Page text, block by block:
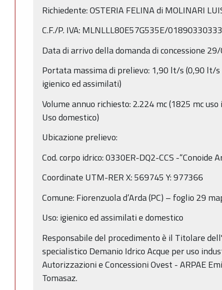
Richiedente: OSTERIA FELINA di MOLINARI
C.F./P. IVA: MLNLLL80E57G535E/01890330333
Data di arrivo della domanda di concessione
Portata massima di prelievo: 1,90 lt/s (0,90 lt/
igienico ed assimilati)
Volume annuo richiesto: 2.224 mc (1825 mc
Uso domestico)
Ubicazione prelievo:
Cod. corpo idrico: 0330ER-DQ2-CCS -“Conoide
Coordinate UTM-RER X: 569745 Y: 977366
Comune: Fiorenzuola d’Arda (PC) – foglio 29
Uso: igienico ed assimilati e domestico
Responsabile del procedimento è il Titolare
specialistico Demanio Idrico Acque per uso
Autorizzazioni e Concessioni Ovest - ARPAE
Tomasaz.